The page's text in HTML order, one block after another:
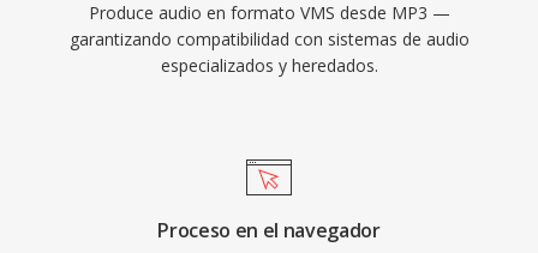
Produce audio en formato VMS desde MP3 —
garantizando compatibilidad con sistemas de audio
especializados y heredados.
Proceso en el navegador